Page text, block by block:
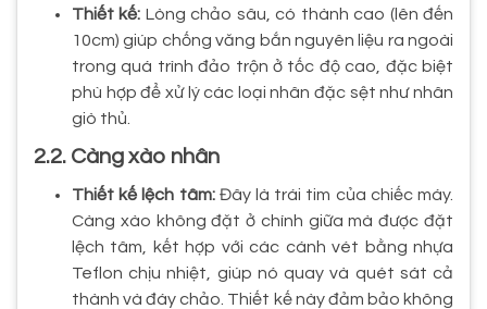
Thiết kế: Lòng chảo sâu, có thành cao (lên đến
10cm) giúp chống văng bắn nguyên liệu ra ngoài
trong quá trình đảo trộn ở tốc độ cao, đặc biệt
phù hợp để xử lý các loại nhân đặc sệt như nhân
giò thủ.
2.2. Càng xào nhân
Thiết kế lệch tâm: Đây là trái tim của chiếc máy.
Càng xào không đặt ở chính giữa mà được đặt
lệch tâm, kết hợp với các cánh vét bằng nhựa
Teflon chịu nhiệt, giúp nó quay và quét sát cả
thành và đáy chảo. Thiết kế này đảm bảo không